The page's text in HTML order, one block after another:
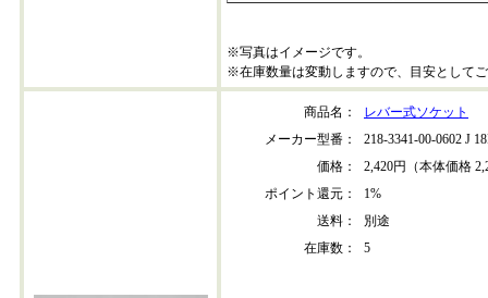
※写真はイメージです。
※在庫数量は変動しますので、目安として
商品名：
レバー式ソケット
メーカー型番：
218-3341-00-0602 J
価格：
2,420円（本体価格
ポイント還元：
1%
送料：
別途
在庫数：
5